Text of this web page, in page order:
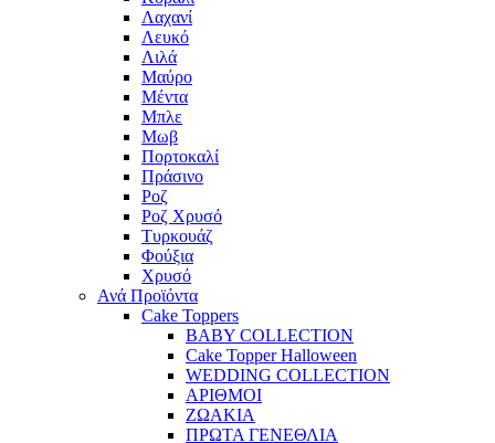
Λαχανί
Λευκό
Λιλά
Μαύρο
Μέντα
Μπλε
Μωβ
Πορτοκαλί
Πράσινο
Ροζ
Ροζ Χρυσό
Τυρκουάζ
Φούξια
Χρυσό
Ανά Προϊόντα
Cake Toppers
BABY COLLECTION
Cake Topper Halloween
WEDDING COLLECTION
ΑΡΙΘΜΟΙ
ΖΩΑΚΙΑ
ΠΡΩΤΑ ΓΕΝΕΘΛΙΑ